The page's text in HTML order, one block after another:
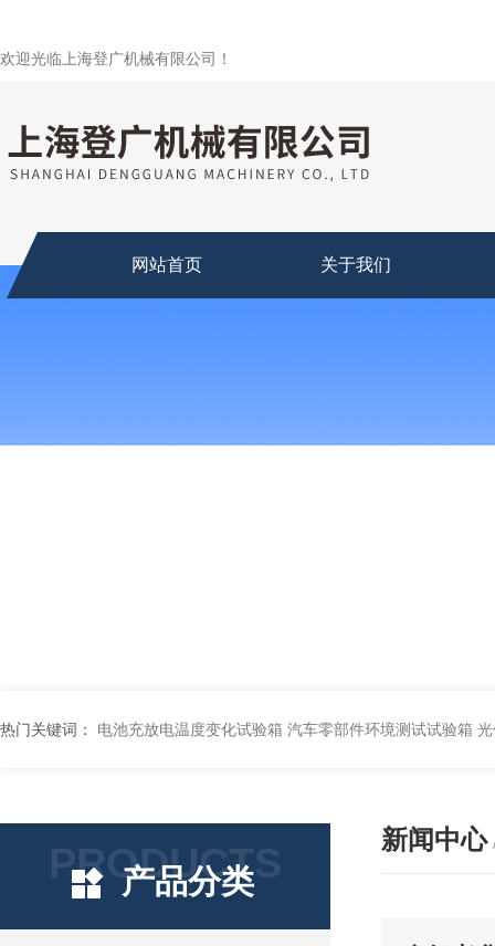
欢迎光临上海登广机械有限公司！
网站首页 关于我们
热门关键词： 电池充放电温度变化试验箱 汽车零部件环境测试试验箱
PRODUCTS
产品分类
新闻中心